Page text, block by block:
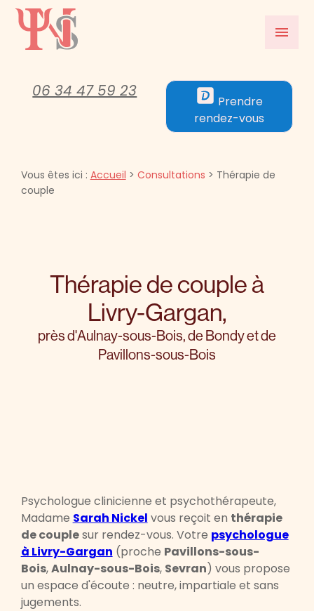
menu
06 34 47 59 23
Prendre
rendez-vous
Vous êtes ici : Accueil > Consultations > Thérapie de
couple
Thérapie de couple à
Livry-Gargan,
près d'Aulnay-sous-Bois, de Bondy et de
Pavillons-sous-Bois
Psychologue clinicienne et psychothérapeute,
Madame Sarah Nickel vous reçoit en thérapie
de couplesur rendez-vous. Votre psychologue
à Livry-Gargan (proche Pavillons-sous-
Bois,Aulnay-sous-Bois, Sevran) vous propose
un espace d'écoute : neutre, impartiale et sans
jugements.
Panneau de gestion des cookies